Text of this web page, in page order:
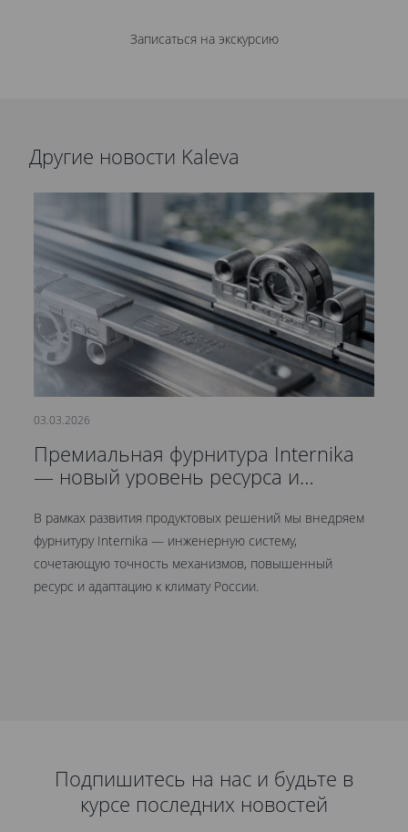
Записаться на экскурсию
Другие новости Kaleva
03.03.2026
Премиальная фурнитура Internika
— новый уровень ресурса и
В рамках развития продуктовых решений мы внедряем
фурнитуру Internika — инженерную систему,
сочетающую точность механизмов, повышенный
ресурс и адаптацию к климату России.
Подпишитесь на нас и будьте в
курсе последних новостей